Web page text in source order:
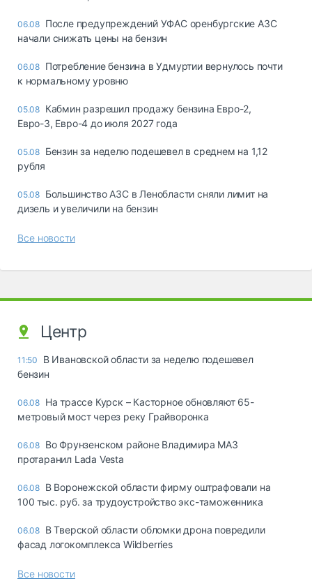
06.08 После предупреждений УФАС оренбургские АЗС
начали снижать цены на бензин
06.08 Потребление бензина в Удмуртии вернулось почти
к нормальному уровню
05.08 Кабмин разрешил продажу бензина Евро-2,
Евро-3, Евро-4 до июля 2027 года
05.08 Бензин за неделю подешевел в среднем на 1,12
рубля
05.08 Большинство АЗС в Ленобласти сняли лимит на
дизель и увеличили на бензин
Все новости
Центр
11:50
В Ивановской области за неделю подешевел
бензин
06.08 На трассе Курск – Касторное обновляют 65-
метровый мост через реку Грайворонка
06.08 Во Фрунзенском районе Владимира МАЗ
протаранил Lada Vesta
06.08 В Воронежской области фирму оштрафовали на
100 тыс. руб. за трудоустройство экс-таможенника
06.08 В Тверской области обломки дрона повредили
фасад логокомплекса Wildberries
Все новости